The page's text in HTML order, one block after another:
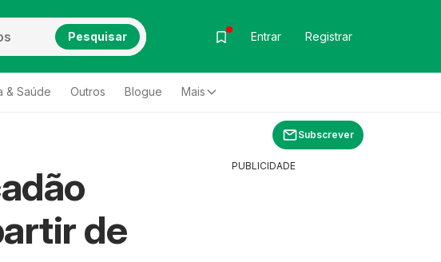
Pesquisar Entrar Registrar
& Saúde Outros Blogue Mais
Subscrever
de
PUBLICIDADE